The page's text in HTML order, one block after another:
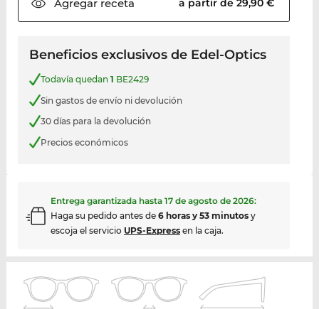
Agregarreceta a partir de 29,90 €
Beneficios exclusivos de Edel-Optics
Todavía quedan 1 BE2429
Sin gastos de envío ni devolución
30 días para la devolución
Precios económicos
Entrega garantizada hasta 17 de agosto de 2026:
Haga su pedido antes de 6 horas y 53 minutosy
escoja el servicio UPS-Expressen la caja.